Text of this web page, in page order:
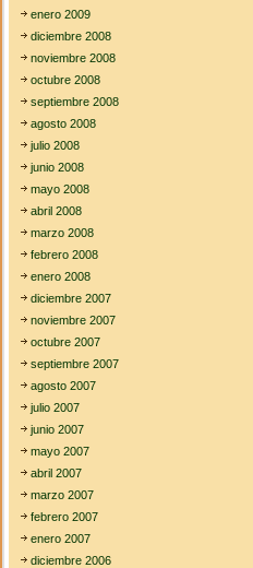
enero 2009
diciembre 2008
noviembre 2008
octubre 2008
septiembre 2008
agosto 2008
julio 2008
junio 2008
mayo 2008
abril 2008
marzo 2008
febrero 2008
enero 2008
diciembre 2007
noviembre 2007
octubre 2007
septiembre 2007
agosto 2007
julio 2007
junio 2007
mayo 2007
abril 2007
marzo 2007
febrero 2007
enero 2007
diciembre 2006